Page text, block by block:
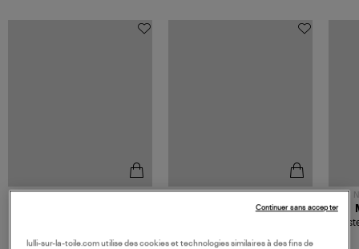
TORAL
lulli-sur-la-toile.com utilise des cookies et technologies similaires à des fins de
Continuer sans accepter